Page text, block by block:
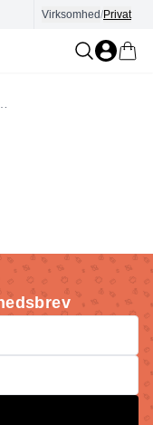
E-mærket
Virksomhed/Privat